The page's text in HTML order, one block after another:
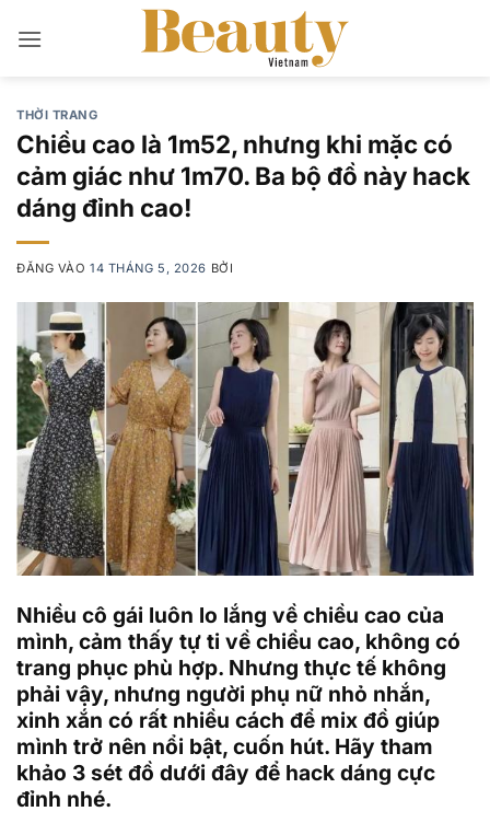
qua
THỜI TRANG
Chiều cao là 1m52, nhưng khi mặc có
cảm giác như 1m70. Ba bộ đồ này hack
dáng đỉnh cao!
ĐĂNG VÀO14 THÁNG 5, 2026 BỞI
Nhiều cô gái luôn lo lắng về chiều cao của
mình, cảm thấy tự ti về chiều cao, không có
trang phục phù hợp. Nhưng thực tế không
phải vậy, nhưng người phụ nữ nhỏ nhắn,
xinh xắn có rất nhiều cách để mix đồ giúp
mình trở nên nổi bật, cuốn hút. Hãy tham
khảo 3 sét đồ dưới đây để hack dáng cực
đỉnh nhé.